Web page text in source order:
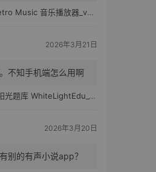
Music 音乐播放器_v6.6.0
2026年3月21日
不知手机端怎么用啊
题库 WhiteLightEdu_v2.0.0
2026年3月20日
别的有声小说app？